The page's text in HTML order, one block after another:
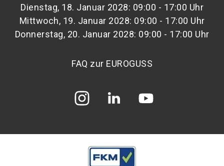
Dienstag, 18. Januar 2028: 09:00 - 17:00 Uhr
Mittwoch, 19. Januar 2028: 09:00 - 17:00 Uhr
Donnerstag, 20. Januar 2028: 09:00 - 17:00 Uhr
FAQ zur EUROGUSS